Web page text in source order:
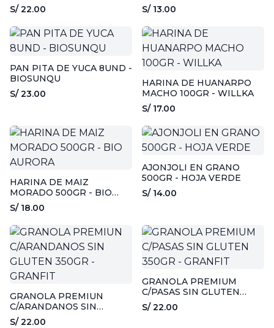
S/ 22.00
S/ 13.00
PAN PITA DE YUCA 8UND -
BIOSUNQU
S/ 23.00
HARINA DE HUANARPO
MACHO 100GR - WILLKA
S/ 17.00
HARINA DE MAIZ
MORADO 500GR - BIO
AURORA
S/ 18.00
AJONJOLI EN GRANO
500GR - HOJA VERDE
S/ 14.00
GRANOLA PREMIUN
C/ARANDANOS SIN
GLUTEN 350GR - GRANFIT
S/ 22.00
GRANOLA PREMIUM
C/PASAS SIN GLUTEN
350GR - GRANFIT
S/ 22.00